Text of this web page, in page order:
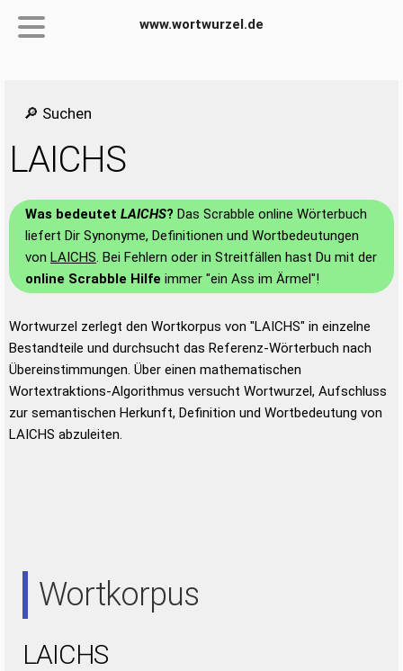
www.wortwurzel.de
🔎 Suchen
LAICHS
Was bedeutet LAICHS? Das Scrabble online Wörterbuch
liefert Dir Synonyme, Definitionen und Wortbedeutungen
von LAICHS. Bei Fehlern oder in Streitfällen hast Du mit der
online Scrabble Hilfe immer "ein Ass im Ärmel"!
Wortwurzel zerlegt den Wortkorpus von "LAICHS" in einzelne
Bestandteile und durchsucht das Referenz-Wörterbuch nach
Übereinstimmungen. Über einen mathematischen
Wortextraktions-Algorithmus versucht Wortwurzel, Aufschluss
zur semantischen Herkunft, Definition und Wortbedeutung von
LAICHS abzuleiten.
Wortkorpus
LAICHS